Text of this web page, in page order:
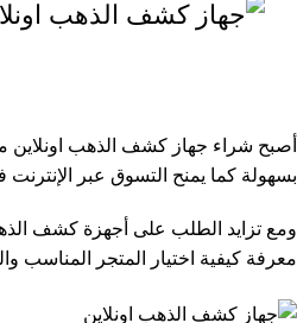
أصبح شراء جهاز كشف الذهب اونلاين من
بسهولة كما يمنح التسوق عبر
ومع تزايد الطلب على أجهزة كشف
معرفة كيفية اختيار المتجر المناسب